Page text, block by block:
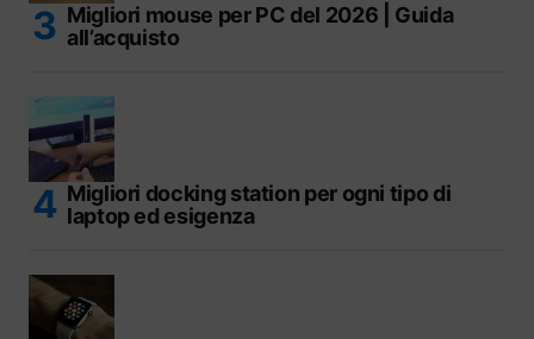
Migliori mouse per PC del 2026 | Guida
all’acquisto
Migliori docking station per ogni tipo di
laptop ed esigenza